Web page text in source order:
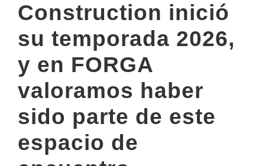
Construction inició
su temporada 2026,
y en FORGA
valoramos haber
sido parte de este
espacio de